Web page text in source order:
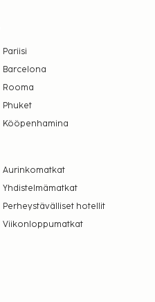
Pariisi
Barcelona
Rooma
Phuket
Kööpenhamina
Aurinkomatkat
Yhdistelmämatkat
Perheystävälliset hotellit
Viikonloppumatkat